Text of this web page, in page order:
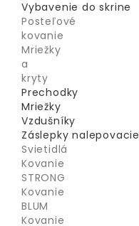
Vybavenie do skrine
Posteľové
kovanie
Mriežky
a
kryty
Prechodky
Mriežky
Vzdušníky
Záslepky nalepovacie
Svietidlá
Kovanie
STRONG
Kovanie
BLUM
Kovanie